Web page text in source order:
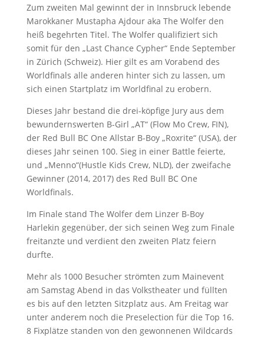
Zum zweiten Mal gewinnt der in Innsbruck lebende
Marokkaner Mustapha Ajdour aka The Wolfer den
heiß begehrten Titel. The Wolfer qualifiziert sich
somit für den „Last Chance Cypher“ Ende September
in Zürich (Schweiz). Hier gilt es am Vorabend des
Worldfinals alle anderen hinter sich zu lassen, um
sich einen Startplatz im Worldfinal zu erobern.
Dieses Jahr bestand die drei-köpfige Jury aus dem
bewundernswerten B-Girl „AT“ (Flow Mo Crew, FIN),
der Red Bull BC One Allstar B-Boy „Roxrite“ (USA), der
dieses Jahr seinen 100. Sieg in einer Battle feierte,
und „Menno“(Hustle Kids Crew, NLD), der zweifache
Gewinner (2014, 2017) des Red Bull BC One
Worldfinals.
Im Finale stand The Wolfer dem Linzer B-Boy
Harlekin gegenüber, der sich seinen Weg zum Finale
freitanzte und verdient den zweiten Platz feiern
durfte.
Mehr als 1000 Besucher strömten zum Mainevent
am Samstag Abend in das Volkstheater und füllten
es bis auf den letzten Sitzplatz aus. Am Freitag war
unter anderem noch die Preselection für die Top 16.
8 Fixplätze standen von den gewonnenen Wildcards